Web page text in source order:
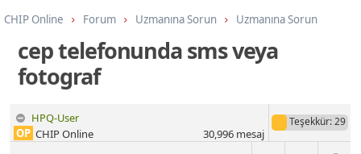
CHIP Online Forum Uzmanına Sorun Uzmanına Sorun
cep telefonunda sms veya
fotograf
HPQ-User
OP CHIP Online
Teşekkür: 29
30,996mesaj